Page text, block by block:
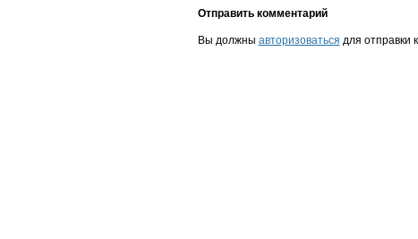
Отправить комментарий
Вы должны авторизоваться для отправки